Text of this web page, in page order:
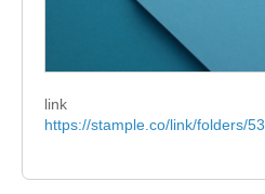
link
https://stample.co/link/folders/